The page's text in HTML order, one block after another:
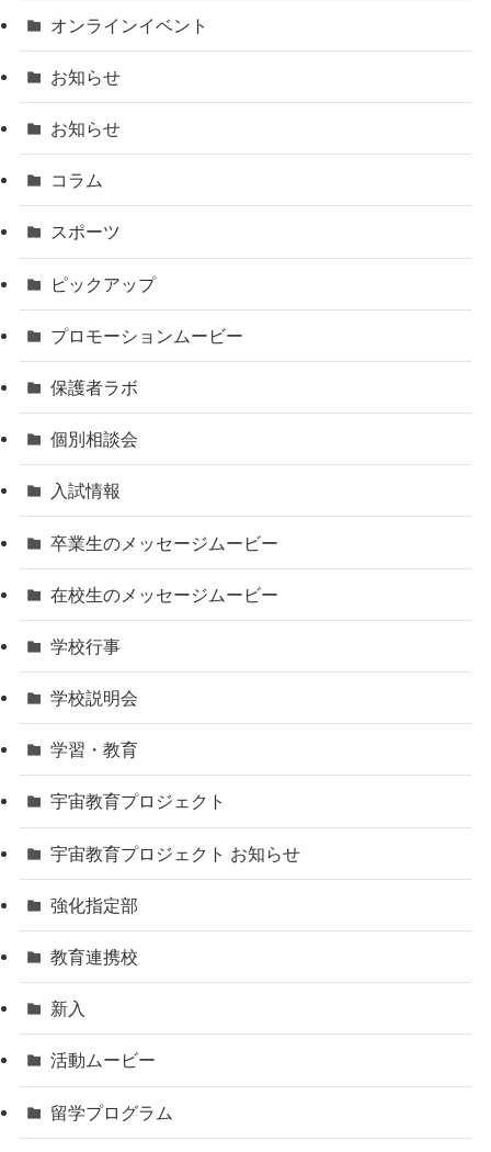
オンラインイベント
お知らせ
お知らせ
コラム
スポーツ
ピックアップ
プロモーションムービー
保護者ラボ
個別相談会
入試情報
卒業生のメッセージムービー
在校生のメッセージムービー
学校行事
学校説明会
学習・教育
宇宙教育プロジェクト
宇宙教育プロジェクト お知らせ
強化指定部
教育連携校
新入
活動ムービー
留学プログラム